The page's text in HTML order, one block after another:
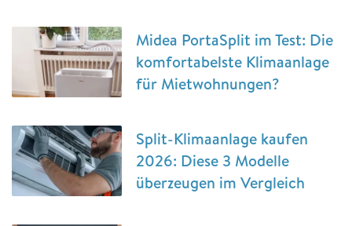
Midea PortaSplit im Test: Die
komfortabelste Klimaanlage
für Mietwohnungen?
Split-Klimaanlage kaufen
2026: Diese 3 Modelle
überzeugen im Vergleich